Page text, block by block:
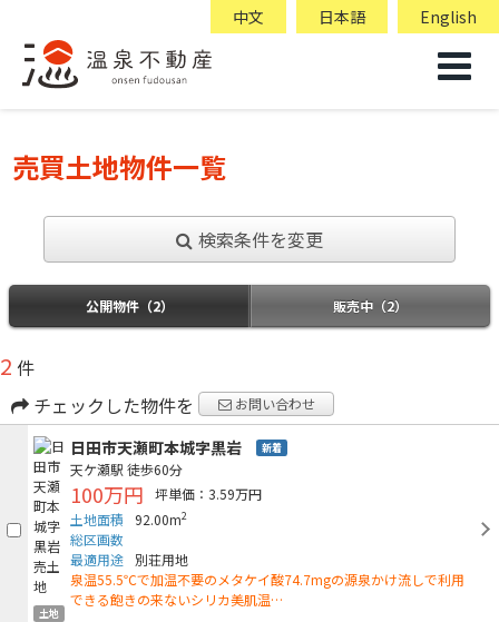
中文 日本語 English
売買土地物件一覧
検索条件を変更
公開物件（2） 販売中（2）
2 件
チェックした物件を
お問い合わせ
土地
日田市天瀬町本城字黒岩 新着
天ケ瀬駅 徒歩60分
100万円
坪単価：3.59万円
土地面積
92.00m2
総区画数
最適用途
別荘用地
泉温55.5℃で加温不要のメタケイ酸74.7mgの源泉かけ流しで利用
できる飽きの来ないシリカ美肌温…